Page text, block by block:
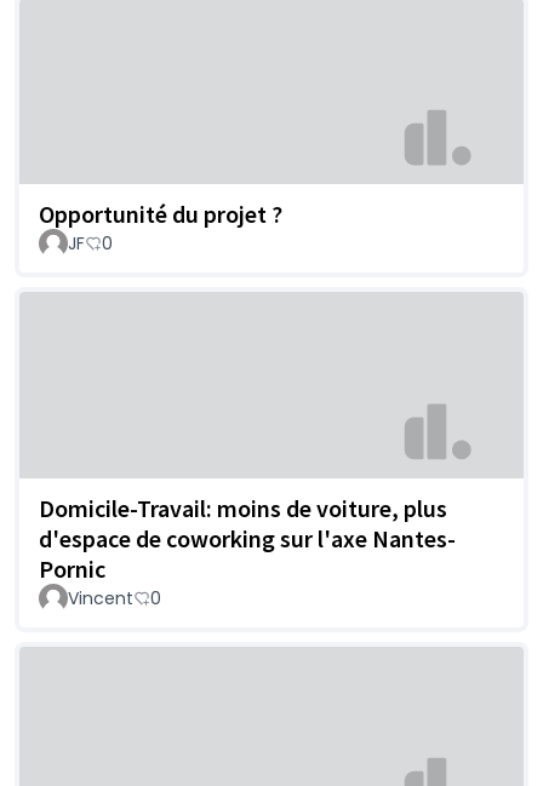
Opportunité du projet ?
JF 0
Domicile-Travail: moins de voiture, plus
d'espace de coworking sur l'axe Nantes-
Pornic
Vincent 0